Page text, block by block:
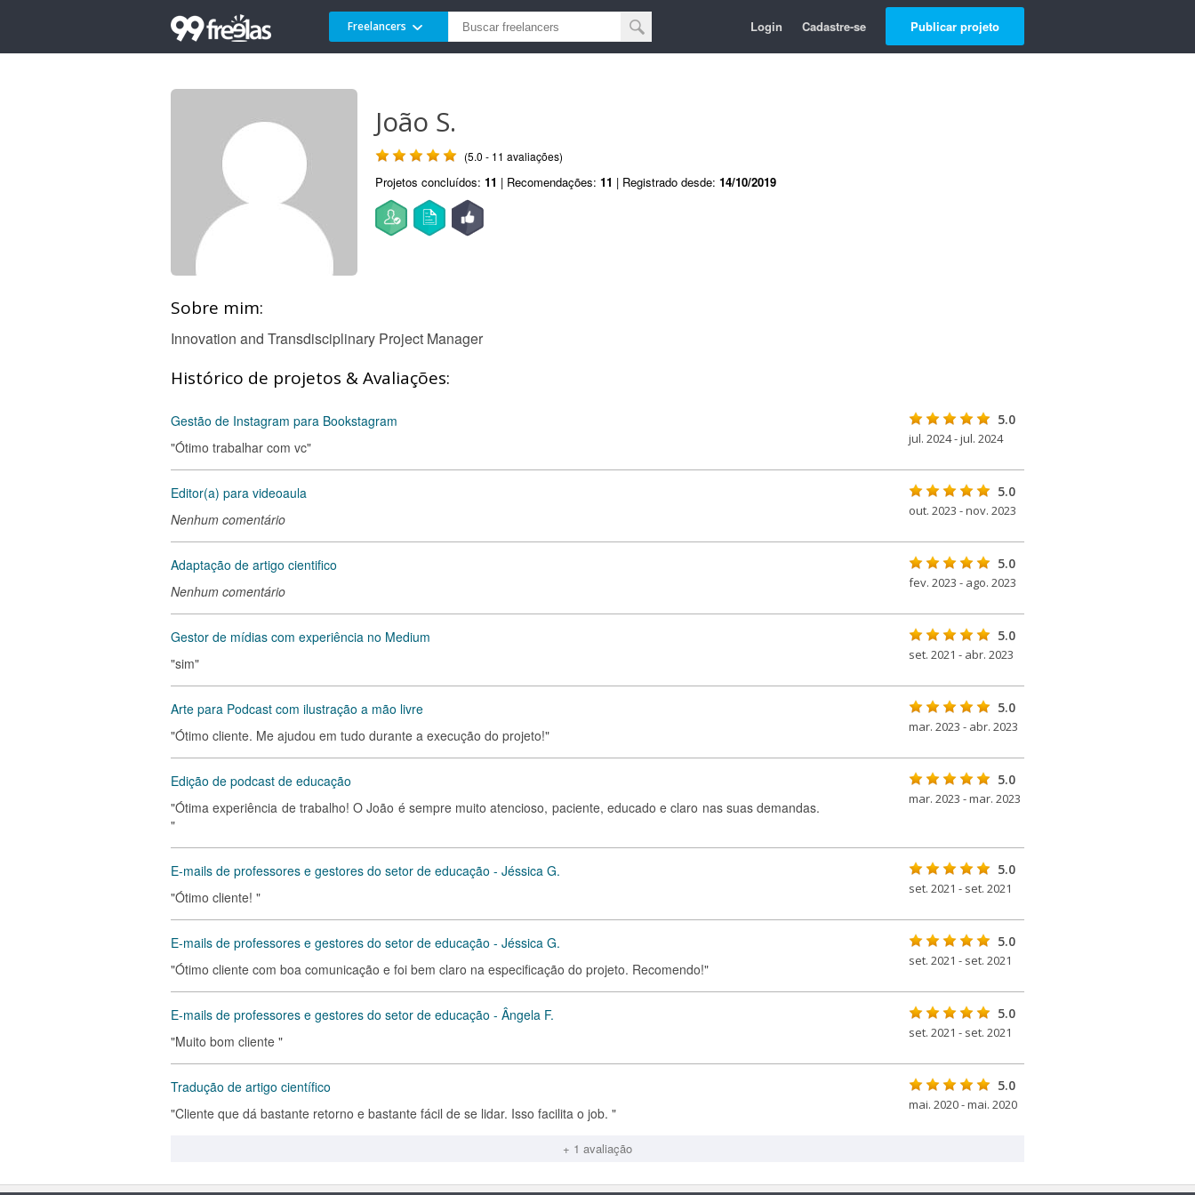
Freelancers Login Cadastre-se Publicar projeto
João S.
(5.0 - 11 avaliações)
Projetos concluídos: 11 | Recomendações: 11 | Registrado desde: 14/10/2019
Sobre mim:
Innovation and Transdisciplinary Project Manager
Histórico de projetos & Avaliações:
Gestão de Instagram para Bookstagram
"Ótimo trabalhar com vc"
5.0
jul. 2024 - jul. 2024
Editor(a) para videoaula
Nenhum comentário
5.0
out. 2023 - nov. 2023
Adaptação de artigo cientifico
Nenhum comentário
5.0
fev. 2023 - ago. 2023
Gestor de mídias com experiência no Medium
"sim"
5.0
set. 2021 - abr. 2023
Arte para Podcast com ilustração a mão livre
"Ótimo cliente. Me ajudou em tudo durante a execução do projeto!"
5.0
mar. 2023 - abr. 2023
Edição de podcast de educação
"Ótima experiência de trabalho! O João é sempre muito atencioso, paciente, educado e claro nas suas demandas.
"
5.0
mar. 2023 - mar. 2023
E-mails de professores e gestores do setor de educação - Jéssica G.
"Ótimo cliente! "
5.0
set. 2021 - set. 2021
E-mails de professores e gestores do setor de educação - Jéssica G.
"Ótimo cliente com boa comunicação e foi bem claro na especificação do projeto. Recomendo!"
5.0
set. 2021 - set. 2021
E-mails de professores e gestores do setor de educação - Ângela F.
"Muito bom cliente "
5.0
set. 2021 - set. 2021
Tradução de artigo científico
"Cliente que dá bastante retorno e bastante fácil de se lidar. Isso facilita o job. "
5.0
mai. 2020 - mai. 2020
+ 1 avaliação